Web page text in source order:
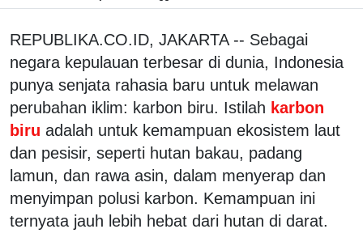
REPUBLIKA.CO.ID, JAKARTA -- Sebagai
negara kepulauan terbesar di dunia, Indonesia
punya senjata rahasia baru untuk melawan
perubahan iklim: karbon biru. Istilah karbon
biru adalah untuk kemampuan ekosistem laut
dan pesisir, seperti hutan bakau, padang
lamun, dan rawa asin, dalam menyerap dan
menyimpan polusi karbon. Kemampuan ini
ternyata jauh lebih hebat dari hutan di darat.